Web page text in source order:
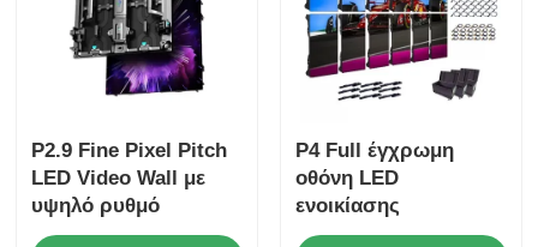
P2.9 Fine Pixel Pitch
LED Video Wall με
υψηλό ρυθμό
ανανέωσης 7680Hz
P4 Full έγχρωμη
οθόνη LED
ενοικίασης
εξωτερικού χώρου με